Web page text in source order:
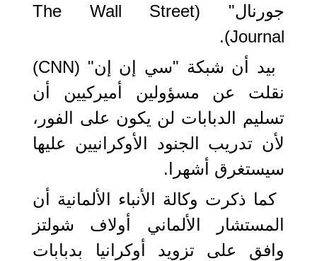
جورنال" (The Wall Street
Journal).
بيد أن شبكة "سي إن إن" (CNN)
نقلت عن مسؤولين أميركيين أن
تسليم الدبابات لن يكون على الفور،
لأن تدريب الجنود الأوكرانيين عليها
سيستغرق أشهرا.
كما ذكرت وكالة الأنباء الألمانية أن
المستشار الألماني أولاف شولتز
وافق على تزويد أوكرانيا بدبابات